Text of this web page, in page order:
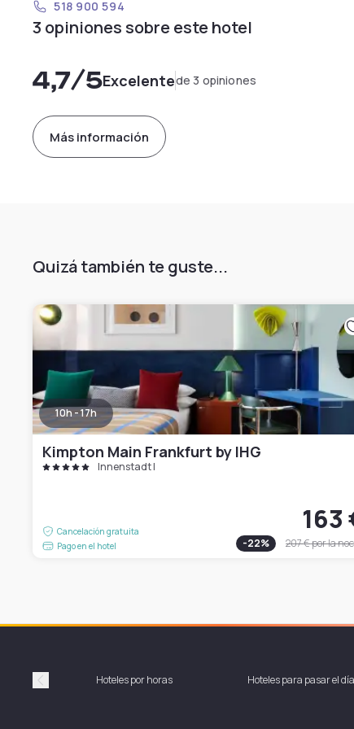
518 900 594
3 opiniones sobre este hotel
4,7/5Excelentede 3 opiniones
Más información
Quizá también te guste...
10h - 17h
Kimpton Main Frankfurt by IHG
Innenstadt I
Cancelación gratuita
Pago en el hotel
163
-22% 207 €por la
PrécédentHoteles por horas Hoteles para pasar el día